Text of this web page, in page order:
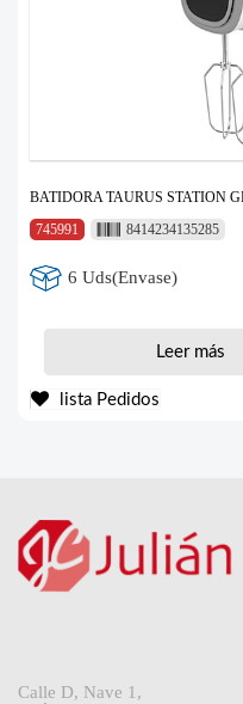
BATIDORA TAURUS STATION
745991
8414234135285
6 Uds(Envase)
Leer más
lista Pedidos
Calle D, Nave 1,